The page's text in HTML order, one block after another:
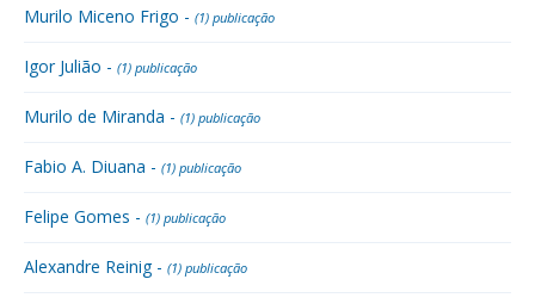
Murilo Miceno Frigo - (1) publicação
Igor Julião - (1) publicação
Murilo de Miranda - (1) publicação
Fabio A. Diuana - (1) publicação
Felipe Gomes - (1) publicação
Alexandre Reinig - (1) publicação